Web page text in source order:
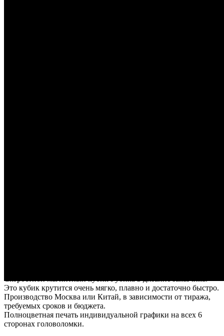
Это кубик крутится очень мягко, плавно и достаточно быстро.
Производство Москва или Китай, в зависимости от тиража,
требуемых сроков и бюджета.
Полноцветная печать индивидуальной графики на всех 6
сторонах головоломки.